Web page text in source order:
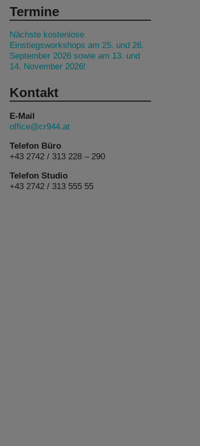
Termine
Nächste kostenlose
Einstiegsworkshops am 25. und 26.
September 2026 sowie am 13. und
14. November 2026!
Kontakt
E-Mail
office@cr944.at
Telefon Büro
+43 2742 / 313 228 – 290
Telefon Studio
+43 2742 / 313 555 55